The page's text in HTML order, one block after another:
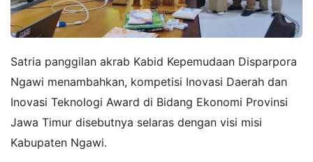
Satria panggilan akrab Kabid Kepemudaan Disparpora
Ngawi menambahkan, kompetisi Inovasi Daerah dan
Inovasi Teknologi Award di Bidang Ekonomi Provinsi
Jawa Timur disebutnya selaras dengan visi misi
Kabupaten Ngawi.